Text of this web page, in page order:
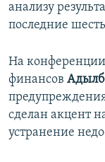
анализу
последние
На
финансов
сделан акцент
устранение